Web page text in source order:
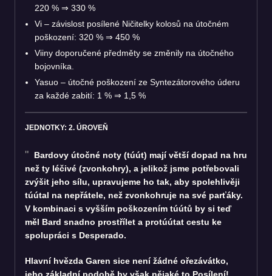
220 % ⇒ 330 %
Vi – závislost posílené Ničitelky kolosů na útočném
poškození: 320 % ⇒ 450 %
Viiny doporučené předměty se změnily na útočného
bojovníka.
Yasuo – útočné poškození ze Syntezátorového úderu
za každé zabití: 1 % ⇒ 1,5 %
JEDNOTKY: 2. ÚROVEŇ
Bardovy útočné noty (túút) mají větší dopad na hru
než ty léčivé (zvonkohry), a jelikož jsme potřebovali
zvýšit jeho sílu, upravujeme ho tak, aby spolehlivěji
túútal na nepřátele, než zvonkohruje na své parťáky.
V kombinaci s vyšším poškozením túútů by si teď
měl Bard snadno prostřílet a protúútat cestu ke
spolupráci s Desperado.
Hlavní hvězda Garen sice není žádné ořezávátko,